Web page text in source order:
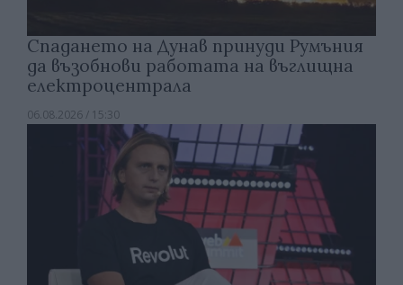
Спадането на Дунав принуди Румъния
да възобнови работата на въглищна
електроцентрала
06.08.2026 / 15:30